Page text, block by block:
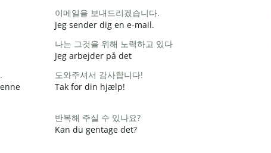
이메일을 보내드리겠습니다.
Jeg sender dig en e-mail.
나는 그것을 위해 노력하고 있다
Jeg arbejder på det
도와주셔서 감사합니다!
Tak for din hjælp!
반복해 주실 수 있나요?
Kan du gentage det?